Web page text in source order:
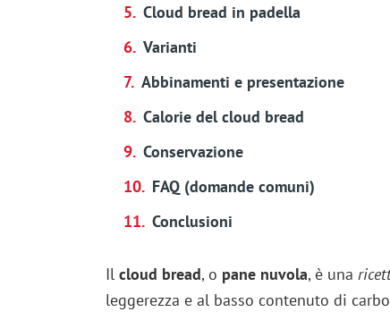
Cloud bread in padella
Varianti
Abbinamenti e presentazione
Calorie del cloud bread
Conservazione
FAQ (domande comuni)
Conclusioni
Il cloud bread, o pane nuvola, è una
leggerezza e al basso contenuto di